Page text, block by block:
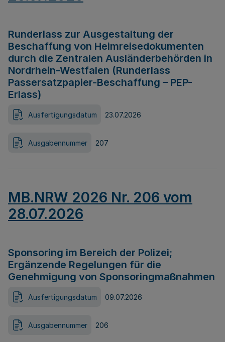
Runderlass zur Ausgestaltung der
Beschaffung von Heimreisedokumenten
durch die Zentralen Ausländerbehörden in
Nordrhein-Westfalen (Runderlass
Passersatzpapier-Beschaffung – PEP-
Erlass)
Ausfertigungsdatum 23.07.2026
Ausgabennummer 207
MB.NRW 2026 Nr. 206 vom
28.07.2026
Sponsoring im Bereich der Polizei;
Ergänzende Regelungen für die
Genehmigung von Sponsoringmaßnahmen
Ausfertigungsdatum 09.07.2026
Ausgabennummer 206